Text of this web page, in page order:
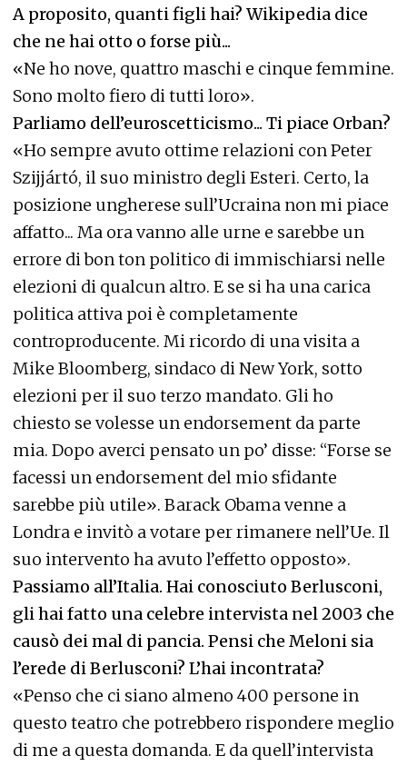
A proposito, quanti figli hai? Wikipedia dice
che ne hai otto o forse più...
«Ne ho nove, quattro maschi e cinque femmine.
Sono molto fiero di tutti loro».
Parliamo dell’euroscetticismo... Ti piace Orban?
«Ho sempre avuto ottime relazioni con Peter
Szijjártó, il suo ministro degli Esteri. Certo, la
posizione ungherese sull’Ucraina non mi piace
affatto... Ma ora vanno alle urne e sarebbe un
errore di bon ton politico di immischiarsi nelle
elezioni di qualcun altro. E se si ha una carica
politica attiva poi è completamente
controproducente. Mi ricordo di una visita a
Mike Bloomberg, sindaco di New York, sotto
elezioni per il suo terzo mandato. Gli ho
chiesto se volesse un endorsement da parte
mia. Dopo averci pensato un po’ disse: “Forse se
facessi un endorsement del mio sfidante
sarebbe più utile». Barack Obama venne a
Londra e invitò a votare per rimanere nell’Ue. Il
suo intervento ha avuto l’effetto opposto».
Passiamo all’Italia. Hai conosciuto Berlusconi,
gli hai fatto una celebre intervista nel 2003 che
causò dei mal di pancia. Pensi che Meloni sia
l’erede di Berlusconi? L’hai incontrata?
«Penso che ci siano almeno 400 persone in
questo teatro che potrebbero rispondere meglio
di me a questa domanda. E da quell’intervista